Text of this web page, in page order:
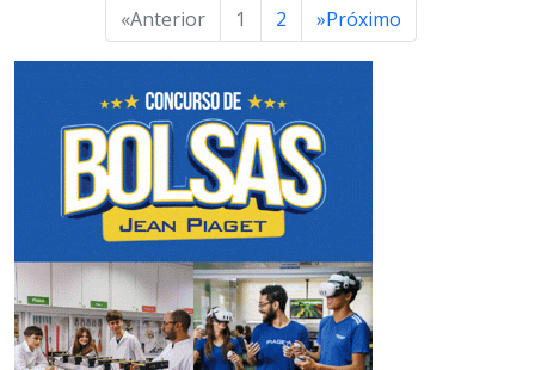
«Anterior 1 2 »Próximo